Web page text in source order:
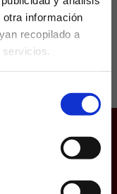
información
recopilado a
servicios.
AÑOS
dirigido, única y
responder con